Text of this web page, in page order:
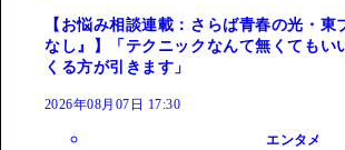
【お悩み相談連載：さらば青春の光・東
なし』】「テクニックなんて無くてもい
くる方が引きます」
2026年08月07日 17:30
エンタメ